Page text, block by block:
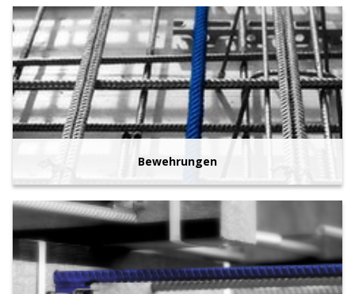
Bewehrungen